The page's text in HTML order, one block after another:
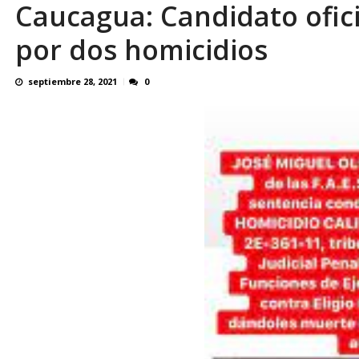
En 8 meses «876 horas de apagones»
Caucagua: Candidato
por dos homicidios
septiembre 28, 2021 0